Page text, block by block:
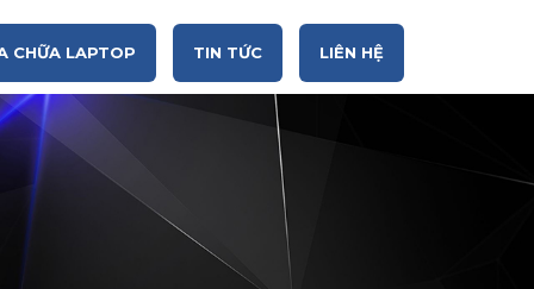
CHỮA LAPTOP TIN TỨC LIÊN HỆ